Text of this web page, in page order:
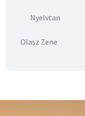
Nyelvtan
Olasz Zene